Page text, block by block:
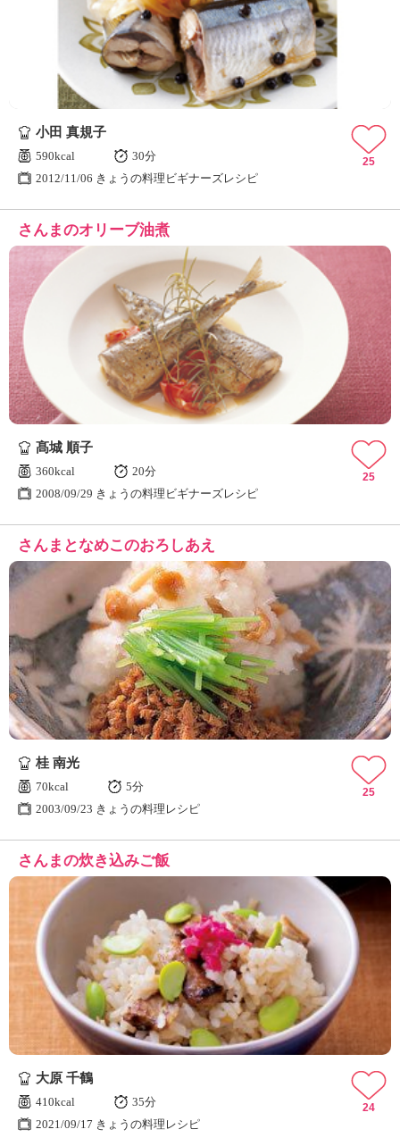
小田 真規子
590kcal
30分
2012/11/06 きょうの料理ビギナーズレシピ
25
さんまのオリーブ油煮
髙城 順子
360kcal
20分
2008/09/29 きょうの料理ビギナーズレシピ
25
さんまとなめこのおろしあえ
桂 南光
70kcal
5分
2003/09/23 きょうの料理レシピ
25
さんまの炊き込みご飯
大原 千鶴
410kcal
35分
2021/09/17 きょうの料理レシピ
24